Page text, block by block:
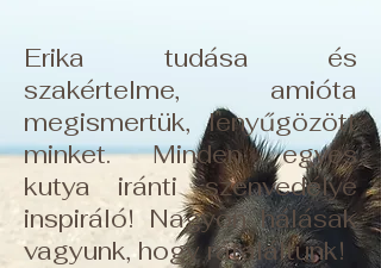
Erika tudása és
szakértelme, amióta
megismertük, lenyűgözött
minket. Minden egyes
kutya iránti szenvedélye
inspiráló! Nagyon hálásak
vagyunk, hogy rátaláltunk!